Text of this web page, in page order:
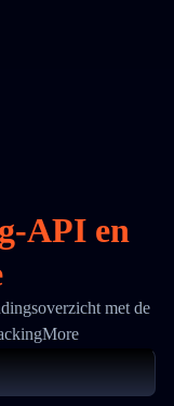
API en
met de